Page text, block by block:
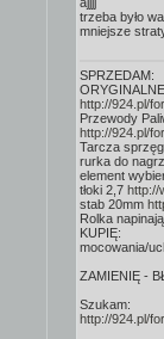
trzeba było
mniejsze
SPRZEDAM:
http://924.pl/
Przewody
http://924.pl/
Tarcza
rurka do
element
tłoki 2,7 http://
stab 20mm
Rolka
KUPIĘ:
mocowania/
ZAMIENIĘ -
Szukam:
http://924.pl/